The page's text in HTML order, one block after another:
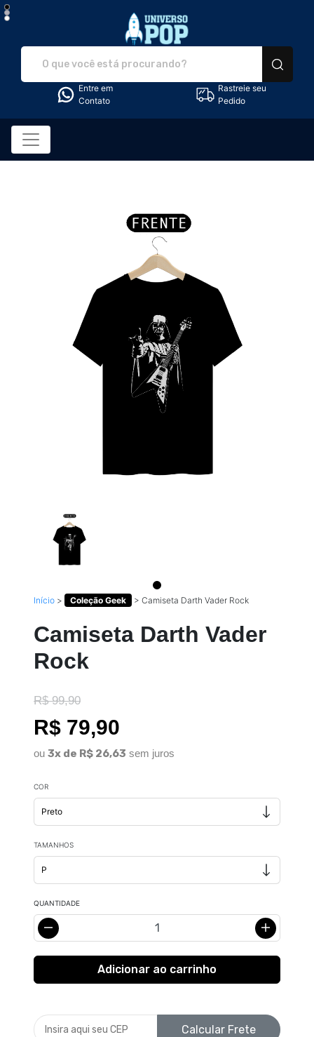
Entre em
Contato
Rastreie seu
Pedido
Início > Coleção Geek > Camiseta Darth Vader Rock
Camiseta Darth Vader
Rock
R$ 99,90
R$ 79,90
ou 3x de R$ 26,63 sem juros
COR
TAMANHOS
QUANTIDADE
Calcular Frete